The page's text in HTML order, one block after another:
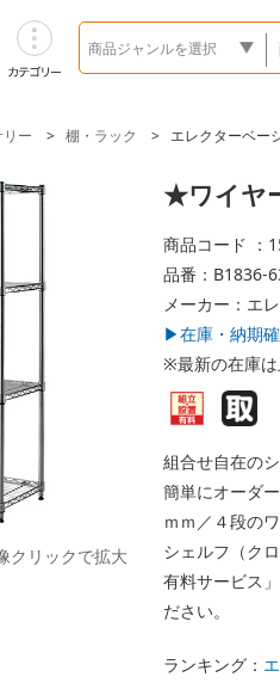
ー 棚・ラック エレクターベー
クリックで拡大
★ワイヤ
商品コード ：
品番：B1836-
メーカー：エ
▶在庫・納期
※最新の在庫
組合せ自在の
簡単にオーダ
ｍｍ／４段の
シェルフ（ク
有料サービス
ださい。
ランキング：